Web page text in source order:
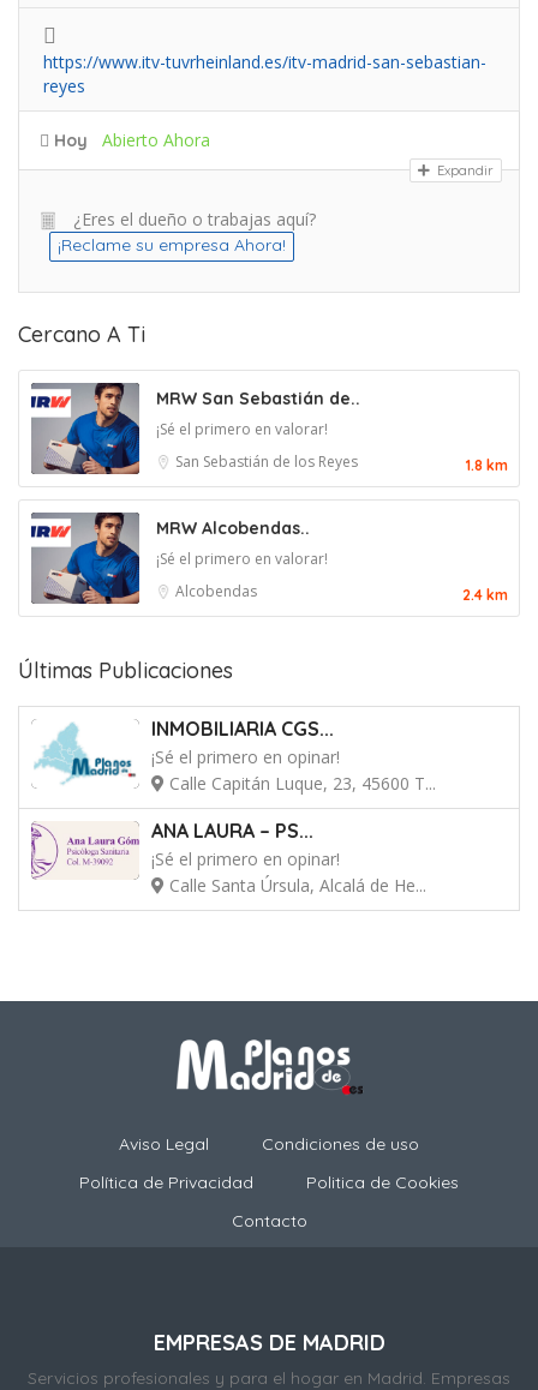
https://www.itv-tuvrheinland.es/itv-madrid-san-sebastian-
reyes
Hoy Abierto Ahora
Expandir
¿Eres el dueño o trabajas aquí?
¡Reclame su empresa Ahora!
Cercano A Ti
MRW San Sebastián de..
¡Sé el primero en valorar!
San Sebastián de los Reyes
1.8 km
MRW Alcobendas..
¡Sé el primero en valorar!
Alcobendas
2.4 km
Últimas Publicaciones
INMOBILIARIA CGS...
¡Sé el primero en opinar!
Calle Capitán Luque, 23, 45600 T...
ANA LAURA – PS...
¡Sé el primero en opinar!
Calle Santa Úrsula, Alcalá de He...
Aviso Legal
Condiciones de uso
Política de Privacidad
Politica de Cookies
Contacto
EMPRESAS DE MADRID
Servicios profesionales y para el hogar en Madrid. Empresas